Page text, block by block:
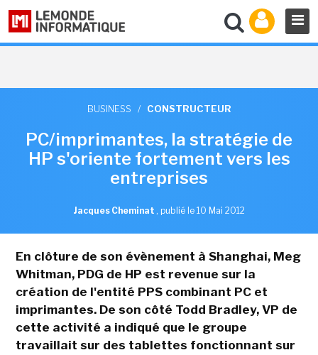
BUSINESS / CONSTRUCTEUR
PC/imprimantes, la stratégie de
HP s'oriente fortement vers les
entreprises
Jacques Cheminat , publié le 10 Mai 2012
En clôture de son évènement à Shanghai, Meg
Whitman, PDG de HP est revenue sur la
création de l'entité PPS combinant PC et
imprimantes. De son côté Todd Bradley, VP de
cette activité a indiqué que le groupe
travaillait sur des tablettes fonctionnant sur